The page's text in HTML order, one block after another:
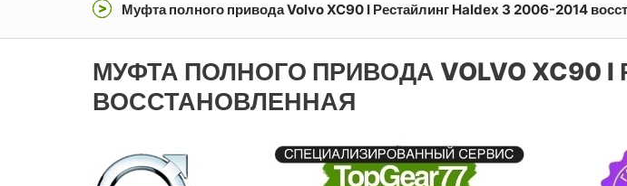
Муфта полного привода Volvo XC90 I Рестайлинг Haldex 3 2006-2014
МУФТА ПОЛНОГО ПРИВОДА VOLVO XC90 I
ВОССТАНОВЛЕННАЯ